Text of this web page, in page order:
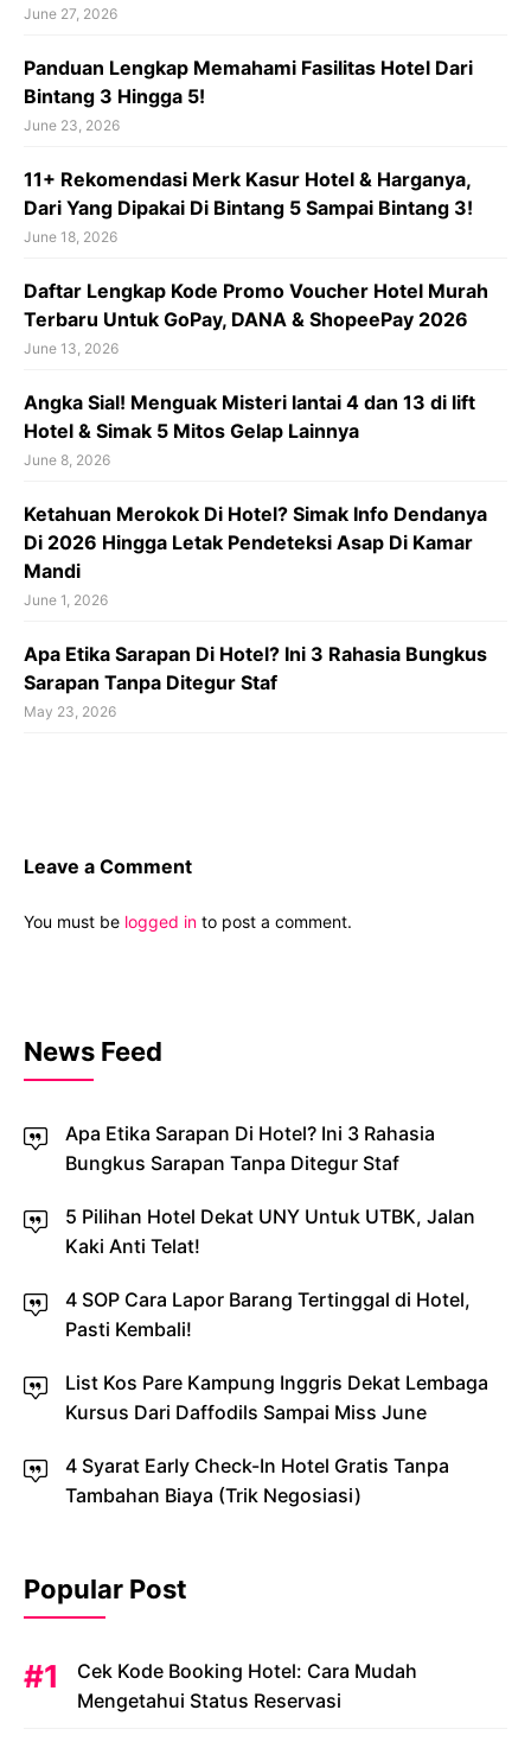
June 27, 2026
Panduan Lengkap Memahami Fasilitas Hotel Dari
Bintang 3 Hingga 5!
June 23, 2026
11+ Rekomendasi Merk Kasur Hotel & Harganya,
Dari Yang Dipakai Di Bintang 5 Sampai Bintang 3!
June 18, 2026
Daftar Lengkap Kode Promo Voucher Hotel Murah
Terbaru Untuk GoPay, DANA & ShopeePay 2026
June 13, 2026
Angka Sial! Menguak Misteri lantai 4 dan 13 di lift
Hotel & Simak 5 Mitos Gelap Lainnya
June 8, 2026
Ketahuan Merokok Di Hotel? Simak Info Dendanya
Di 2026 Hingga Letak Pendeteksi Asap Di Kamar
Mandi
June 1, 2026
Apa Etika Sarapan Di Hotel? Ini 3 Rahasia Bungkus
Sarapan Tanpa Ditegur Staf
May 23, 2026
Leave a Comment
You must be logged in to post a comment.
News Feed
Apa Etika Sarapan Di Hotel? Ini 3 Rahasia
Bungkus Sarapan Tanpa Ditegur Staf
5 Pilihan Hotel Dekat UNY Untuk UTBK, Jalan
Kaki Anti Telat!
4 SOP Cara Lapor Barang Tertinggal di Hotel,
Pasti Kembali!
List Kos Pare Kampung Inggris Dekat Lembaga
Kursus Dari Daffodils Sampai Miss June
4 Syarat Early Check-In Hotel Gratis Tanpa
Tambahan Biaya (Trik Negosiasi)
Popular Post
Cek Kode Booking Hotel: Cara Mudah
Mengetahui Status Reservasi